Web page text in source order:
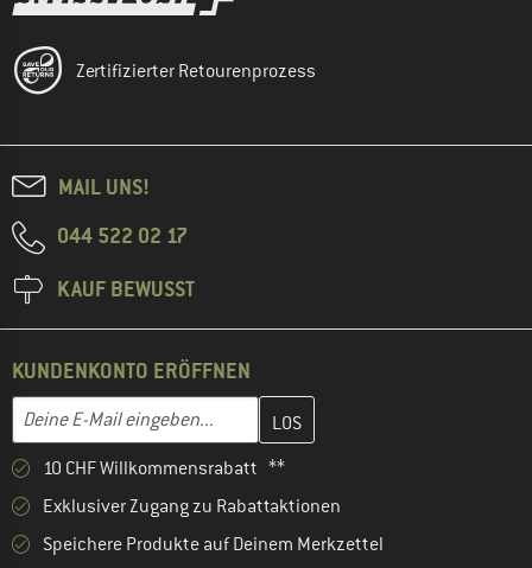
Zertifizierter Retourenprozess
MAIL UNS!
044 522 02 17
KAUF BEWUSST
KUNDENKONTO ERÖFFNEN
E-Mail-Adresse
Gib hier deine E-Mail-Adresse ein und erstelle im nächsten
10 CHF Willkommensrabatt **
Exklusiver Zugang zu Rabattaktionen
Speichere Produkte auf Deinem Merkzettel